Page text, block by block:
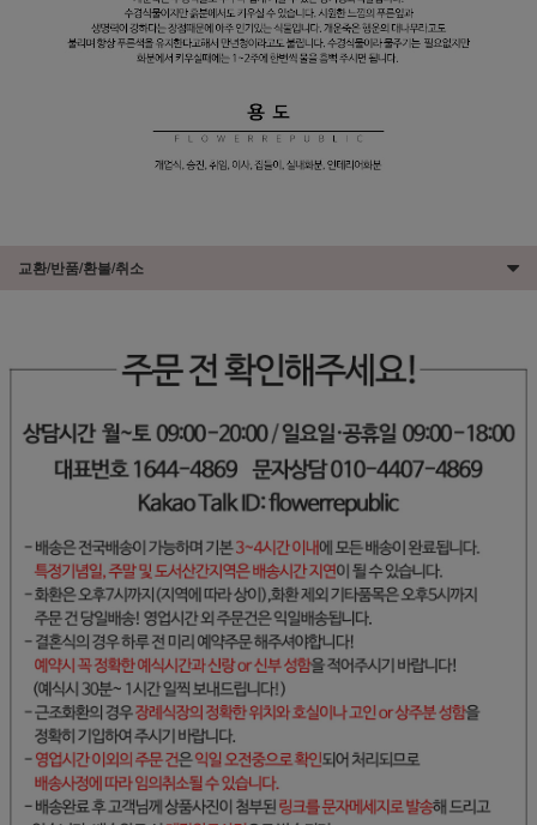
교환/반품/환불/취소